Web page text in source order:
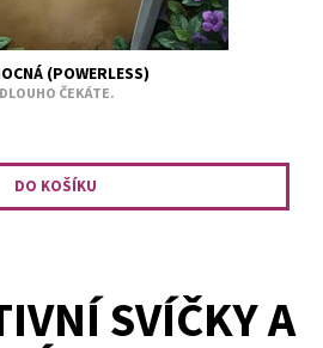
(POWERLESS)
ČEKÁTE.
SVÍČKY A